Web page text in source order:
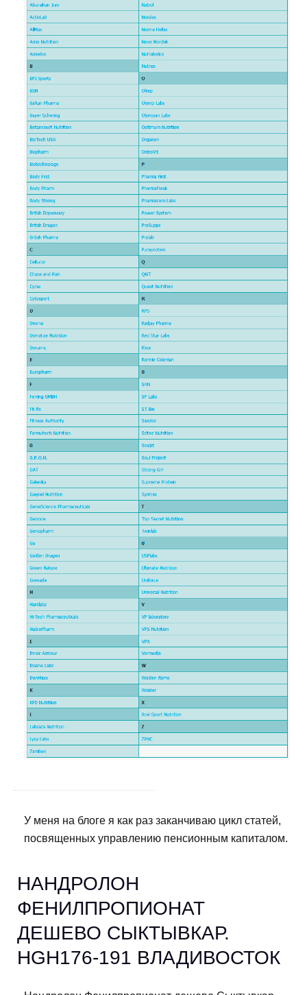
У меня на блоге я как раз заканчиваю цикл статей,
посвященных управлению пенсионным капиталом.
НАНДРОЛОН
ФЕНИЛПРОПИОНАТ
ДЕШЕВО СЫКТЫВКАР.
HGH176-191 ВЛАДИВОСТОК